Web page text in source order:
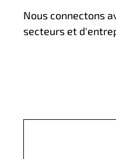
Nous connectons
secteurs et